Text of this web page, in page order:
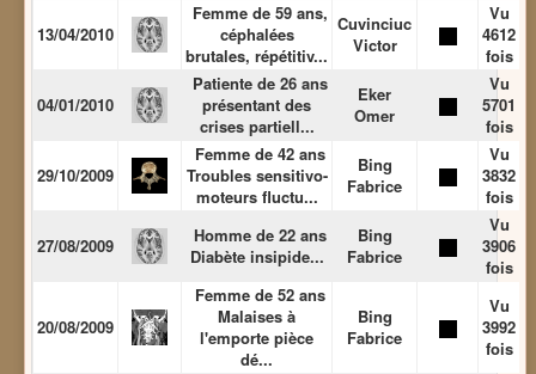
13/04/2010
Femme de 59 ans,
céphalées
brutales, répétitiv...
Cuvinciuc
Victor
Vu
4612
fois
04/01/2010
Patiente de 26 ans
présentant des
crises partiell...
Eker
Omer
Vu
5701
fois
29/10/2009
Femme de 42 ans
Troubles sensitivo-
moteurs fluctu...
Bing
Fabrice
Vu
3832
fois
27/08/2009
Homme de 22 ans
Diabète insipide...
Bing
Fabrice
Vu
3906
fois
20/08/2009
Femme de 52 ans
Malaises à
l'emporte pièce
dé...
Bing
Fabrice
Vu
3992
fois